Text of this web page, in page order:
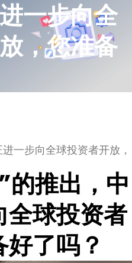
一步向全
，您准备
一步向全球投资者开放，
的推出，中
全球投资者
了吗？